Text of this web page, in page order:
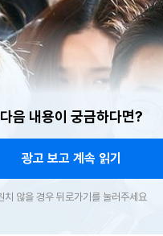
다음 내용이 궁금하다면?
광고 보고 계속 읽기
치 않을 경우 뒤로가기를 눌러주세요